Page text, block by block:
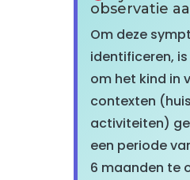
observatie
Om deze
identificeren,
om het kind in
contexten
activiteiten)
een periode
6 maanden te